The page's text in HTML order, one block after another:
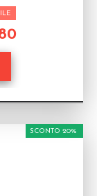
SCONTO 20%